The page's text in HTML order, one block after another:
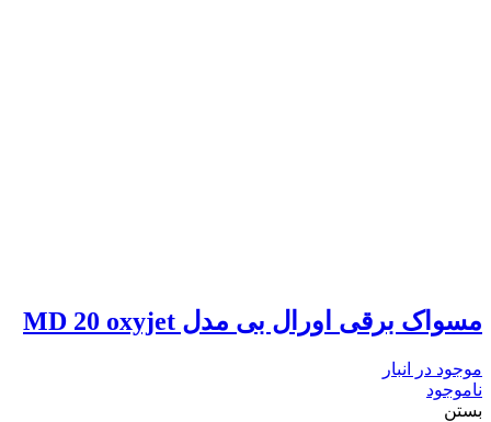
مسواک برقی اورال بی مدل MD 20 oxyjet
موجود در انبار
ناموجود
بستن